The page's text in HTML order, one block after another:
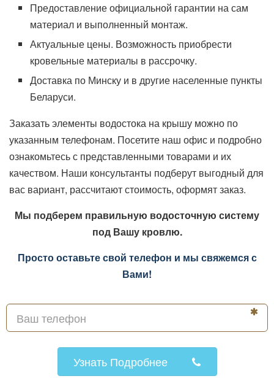
Предоставление официальной гарантии на сам
материал и выполненный монтаж.
Актуальные цены. Возможность приобрести
кровельные материалы в рассрочку.
Доставка по Минску и в другие населенные пункты
Беларуси.
Заказать элементы водостока на крышу можно по
указанным телефонам. Посетите наш офис и подробно
ознакомьтесь с представленными товарами и их
качеством. Наши консультанты подберут выгодный для
вас вариант, рассчитают стоимость, оформят заказ.
Мы подберем правильную водосточную систему
под Вашу кровлю.
Просто оставьте свой телефон и мы свяжемся с
Вами!
Узнать Подробнее